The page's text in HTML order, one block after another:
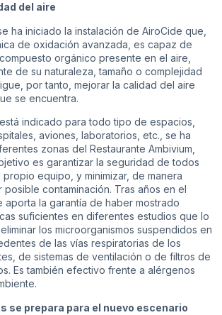
del aire
ha iniciado la instalación de AiroCide que,
de oxidación avanzada, es capaz de
orgánico presente en el aire,
de su naturaleza, tamaño o complejidad
por tanto, mejorar la calidad del aire
se encuentra.
indicado para todo tipo de espacios,
aviones, laboratorios, etc., se ha
zonas del Restaurante Ambivium,
es garantizar la seguridad de todos
equipo, y minimizar, de manera
posible contaminación. Tras años en el
aporta la garantía de haber mostrado
suficientes en diferentes estudios que lo
los microorganismos suspendidos en
de las vías respiratorias de los
de sistemas de ventilación o de filtros de
Es también efectivo frente a alérgenos
se prepara para el nuevo escenario